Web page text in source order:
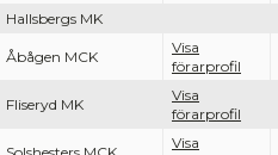
Hallsbergs MK
Åbågen MCK
Visa
förarprofil
Fliseryd MK
Visa
förarprofil
Visa